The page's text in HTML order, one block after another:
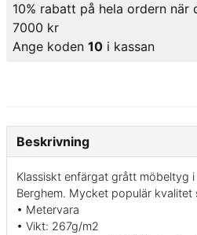
10% rabatt på hela ordern
7000 kr
Ange koden 10 i kassan
Beskrivning
Klassiskt enfärgat grått möbeltyg
Berghem. Mycket populär kvalitet
• Metervara
• Vikt: 267g/m2